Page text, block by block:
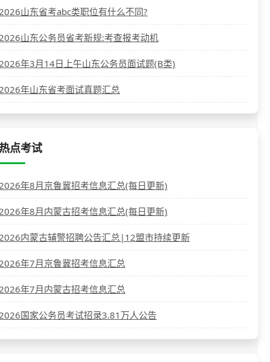
山东省考abc类职位有什么不同?
山东公务员省考新规:考查报考动机
年3月14日上午山东公务员面试题(B类)
年山东省考面试真题汇总
点考试
年8月京鲁冀招考信息汇总(每日更新)
年8月内蒙古招考信息汇总(每日更新)
内蒙古辅警招聘公告汇总|12盟市持续更新
年7月京鲁冀招考信息汇总
年7月内蒙古招考信息汇总
国家公务员考试招录3.81万人公告